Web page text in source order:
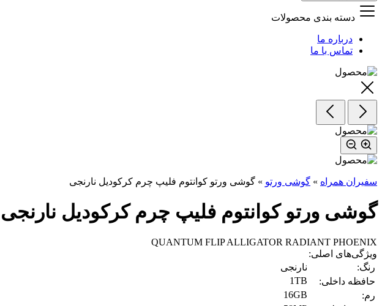
دسته بندی محصولات
درباره ما
تماس با ما
سفیران همراه » گوشی ورتو » گوشی ورتو کوانتوم فلیپ چرم کرکودیل نارنجی
گوشی ورتو کوانتوم فلیپ چرم کرکودیل نارنجی
QUANTUM FLIP ALLIGATOR RADIANT PHOENIX
ویژگی‌های اصلی:
رنگ:
نارنجی
حافظه داخلی:
1TB
رم:
16GB